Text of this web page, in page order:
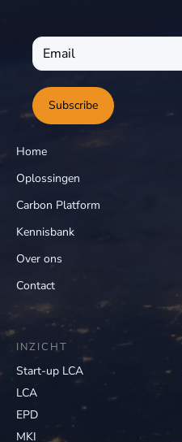
Subscribe
Home
Oplossingen
Carbon Platform
Kennisbank
Over ons
Contact
INZICHT
Start-up LCA
LCA
EPD
MKI